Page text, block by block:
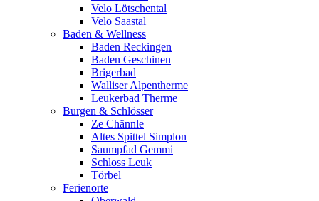
Velo Lötschental
Velo Saastal
Baden & Wellness
Baden Reckingen
Baden Geschinen
Brigerbad
Walliser Alpentherme
Leukerbad Therme
Burgen & Schlösser
Ze Chännle
Altes Spittel Simplon
Saumpfad Gemmi
Schloss Leuk
Törbel
Ferienorte